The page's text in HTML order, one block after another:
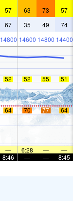
57 63 73 57
67 35 49 74
14800 14600 14800 14400
52 52 55 51
64 70 77 64
— 6:28 —
—
8:46 — — 8:45